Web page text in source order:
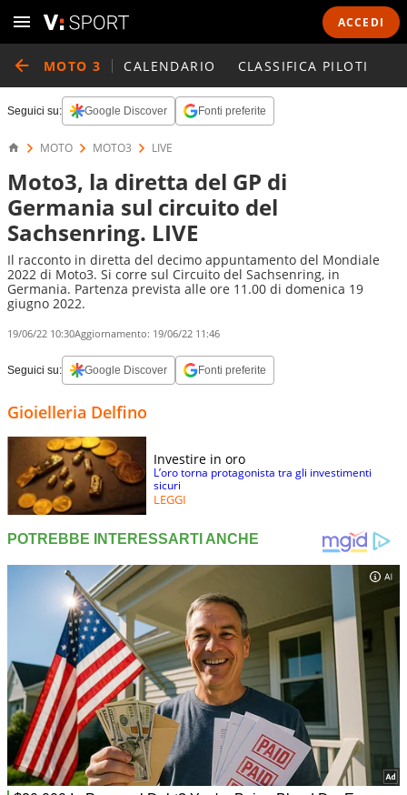
ACCEDI
MOTO 3 CALENDARIO CLASSIFICA PILOTI
Seguici su: Google Discover Fonti preferite
MOTO MOTO3 LIVE
Moto3, la diretta del GP di
Germania sul circuito del
Sachsenring. LIVE
Il racconto in diretta del decimo appuntamento del Mondiale
2022 di Moto3. Si corre sul Circuito del Sachsenring, in
Germania. Partenza prevista alle ore 11.00 di domenica 19
giugno 2022.
19/06/22 10:30Aggiornamento: 19/06/22 11:46
Seguici su: Google Discover Fonti preferite
Gioielleria Delfino
Investire in oro
L’oro torna protagonista tra gli investimenti
sicuri
LEGGI